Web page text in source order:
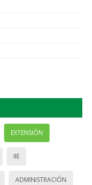
EXTENSIÓN
IIE
ADMINISTRACIÓN